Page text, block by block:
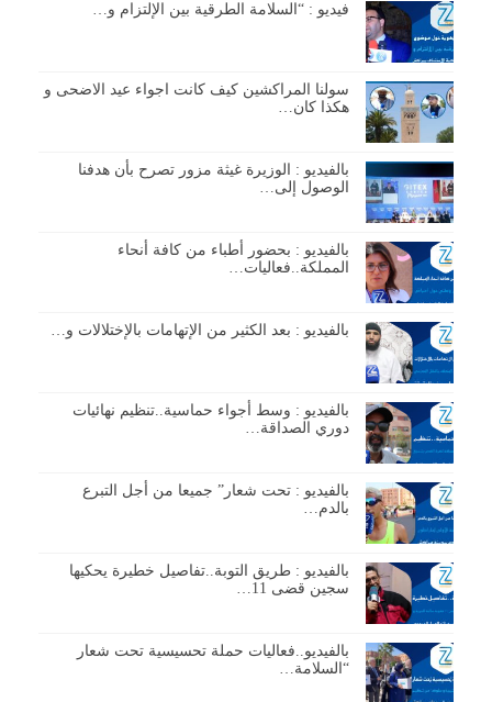
فيديو : “السلامة الطرقية بين الإلتزام و…
سولنا المراكشين كيف كانت اجواء عيد الاضحى و
هكذا كان…
بالفيديو : الوزيرة غيثة مزور تصرح بأن هدفنا
الوصول إلى…
بالفيديو : بحضور أطباء من كافة أنحاء
المملكة..فعاليات…
بالفيديو : بعد الكثير من الإتهامات بالإختلالات و…
بالفيديو : وسط أجواء حماسية..تنظيم نهائيات
دوري الصداقة…
بالفيديو : تحت شعار” جميعا من أجل التبرع
بالدم…
بالفيديو : طريق التوبة..تفاصيل خطيرة يحكيها
سجين قضى 11…
بالفيديو..فعاليات حملة تحسيسية تحت شعار
“السلامة…